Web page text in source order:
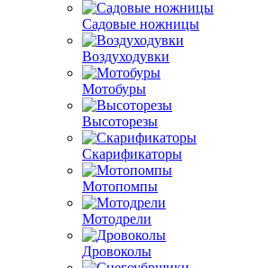
Садовые ножницы
Воздуходувки
Мотобуры
Высоторезы
Скарификаторы
Мотопомпы
Мотодрели
Дровоколы